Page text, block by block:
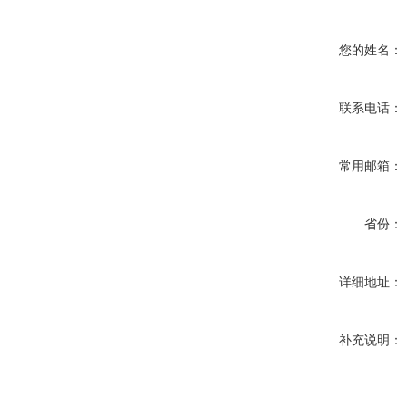
您的姓名：
联系电话：
常用邮箱：
省份：
详细地址：
补充说明：